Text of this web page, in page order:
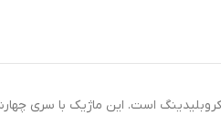
است. این ماژیک با سری